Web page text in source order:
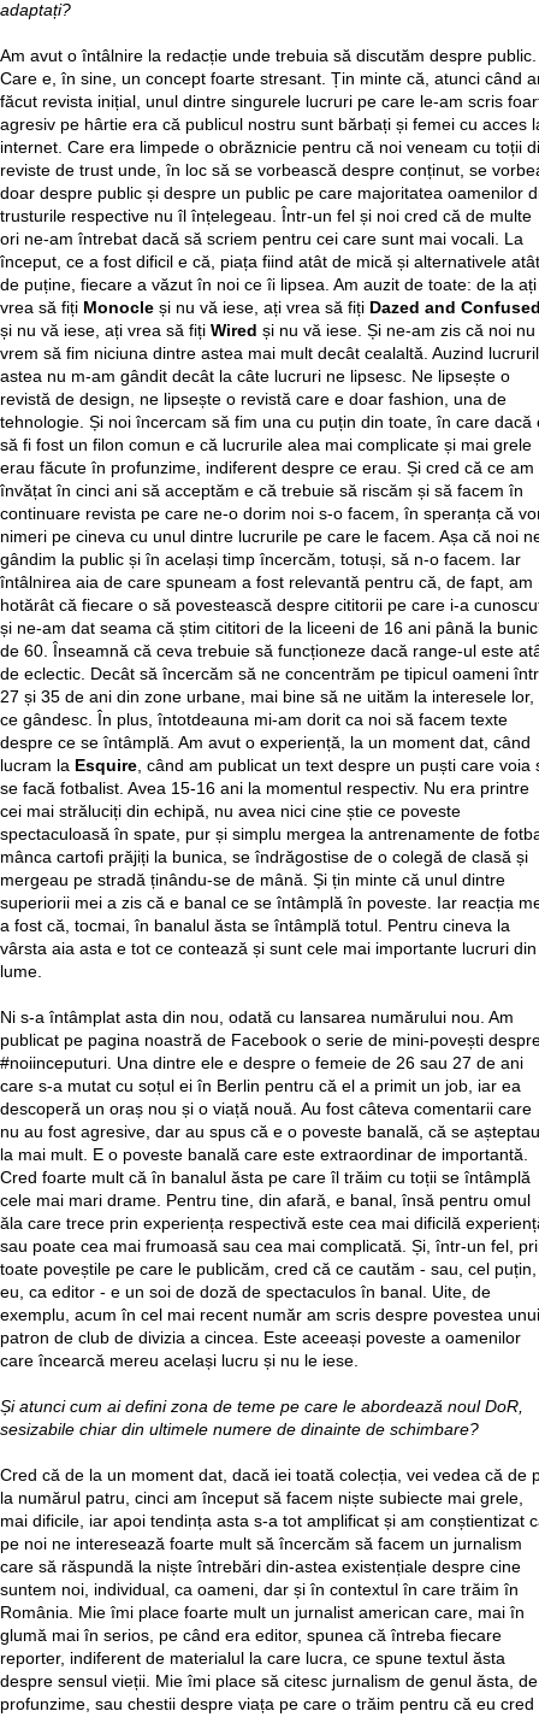
adaptați?
Am avut o întâlnire la redacție unde trebuia să discutăm despre public.
Care e, în sine, un concept foarte stresant. Țin minte că, atunci când
făcut revista inițial, unul dintre singurele lucruri pe care le-am scris
agresiv pe hârtie era că publicul nostru sunt bărbați și femei cu acces
internet. Care era limpede o obrăznicie pentru că noi veneam cu toții
reviste de trust unde, în loc să se vorbească despre conținut, se
doar despre public și despre un public pe care majoritatea oamenilor
trusturile respective nu îl înțelegeau. Într-un fel și noi cred că de multe
ori ne-am întrebat dacă să scriem pentru cei care sunt mai vocali. La
început, ce a fost dificil e că, piața fiind atât de mică și alternativele atât
de puține, fiecare a văzut în noi ce îi lipsea. Am auzit de toate: de la ați
vrea să fiți Monocle și nu vă iese, ați vrea să fiți Dazed and
și nu vă iese, ați vrea să fiți Wired și nu vă iese. Și ne-am zis că noi nu
vrem să fim niciuna dintre astea mai mult decât cealaltă. Auzind
astea nu m-am gândit decât la câte lucruri ne lipsesc. Ne lipsește o
revistă de design, ne lipsește o revistă care e doar fashion, una de
tehnologie. Și noi încercam să fim una cu puțin din toate, în care dacă
să fi fost un filon comun e că lucrurile alea mai complicate și mai grele
erau făcute în profunzime, indiferent despre ce erau. Și cred că ce am
învățat în cinci ani să acceptăm e că trebuie să riscăm și să facem în
continuare revista pe care ne-o dorim noi s-o facem, în speranța că
nimeri pe cineva cu unul dintre lucrurile pe care le facem. Așa că noi
gândim la public și în același timp încercăm, totuși, să n-o facem. Iar
întâlnirea aia de care spuneam a fost relevantă pentru că, de fapt, am
hotărât că fiecare o să povestească despre cititorii pe care i-a
și ne-am dat seama că știm cititori de la liceeni de 16 ani până la
de 60. Înseamnă că ceva trebuie să funcționeze dacă range-ul este
de eclectic. Decât să încercăm să ne concentrăm pe tipicul oameni
27 și 35 de ani din zone urbane, mai bine să ne uităm la interesele lor,
ce gândesc. În plus, întotdeauna mi-am dorit ca noi să facem texte
despre ce se întâmplă. Am avut o experiență, la un moment dat, când
lucram la Esquire, când am publicat un text despre un puști care voia
se facă fotbalist. Avea 15-16 ani la momentul respectiv. Nu era printre
cei mai străluciți din echipă, nu avea nici cine știe ce poveste
spectaculoasă în spate, pur și simplu mergea la antrenamente de
mânca cartofi prăjiți la bunica, se îndrăgostise de o colegă de clasă și
mergeau pe stradă ținându-se de mână. Și țin minte că unul dintre
superiorii mei a zis că e banal ce se întâmplă în poveste. Iar reacția
a fost că, tocmai, în banalul ăsta se întâmplă totul. Pentru cineva la
vârsta aia asta e tot ce contează și sunt cele mai importante lucruri din
lume.
Ni s-a întâmplat asta din nou, odată cu lansarea numărului nou. Am
publicat pe pagina noastră de Facebook o serie de mini-povești
#noiinceputuri. Una dintre ele e despre o femeie de 26 sau 27 de ani
care s-a mutat cu soțul ei în Berlin pentru că el a primit un job, iar ea
descoperă un oraș nou și o viață nouă. Au fost câteva comentarii care
nu au fost agresive, dar au spus că e o poveste banală, că se așteptau
la mai mult. E o poveste banală care este extraordinar de importantă.
Cred foarte mult că în banalul ăsta pe care îl trăim cu toții se întâmplă
cele mai mari drame. Pentru tine, din afară, e banal, însă pentru omul
ăla care trece prin experiența respectivă este cea mai dificilă
sau poate cea mai frumoasă sau cea mai complicată. Și, într-un fel,
toate poveștile pe care le publicăm, cred că ce cautăm - sau, cel puțin,
eu, ca editor - e un soi de doză de spectaculos în banal. Uite, de
exemplu, acum în cel mai recent număr am scris despre povestea unui
patron de club de divizia a cincea. Este aceeași poveste a oamenilor
care încearcă mereu același lucru și nu le iese.
Și atunci cum ai defini zona de teme pe care le abordează noul DoR,
sesizabile chiar din ultimele numere de dinainte de schimbare?
Cred că de la un moment dat, dacă iei toată colecția, vei vedea că de
la numărul patru, cinci am început să facem niște subiecte mai grele,
mai dificile, iar apoi tendința asta s-a tot amplificat și am conștientizat
pe noi ne interesează foarte mult să încercăm să facem un jurnalism
care să răspundă la niște întrebări din-astea existențiale despre cine
suntem noi, individual, ca oameni, dar și în contextul în care trăim în
România. Mie îmi place foarte mult un jurnalist american care, mai în
glumă mai în serios, pe când era editor, spunea că întreba fiecare
reporter, indiferent de materialul la care lucra, ce spune textul ăsta
despre sensul vieții. Mie îmi place să citesc jurnalism de genul ăsta, de
profunzime, sau chestii despre viața pe care o trăim pentru că eu cred